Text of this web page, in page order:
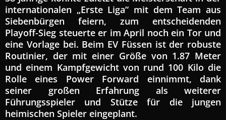
internationalen „Erste Liga“ mit dem Team aus
Siebenbürgen feiern, zum entscheidenden
Playoff-Sieg steuerte er im April noch ein Tor und
eine Vorlage bei. Beim EV Füssen ist der robuste
Routinier, der mit einer Größe von 1.87 Meter
und einem Kampfgewicht von rund 100 Kilo die
Rolle eines Power Forward einnimmt, dank
seiner großen Erfahrung als weiterer
Führungsspieler und Stütze für die jungen
heimischen Spieler eingeplant.